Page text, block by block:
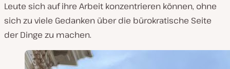
Leute sich auf ihre Arbeit konzentrieren können, ohne
sich zu viele Gedanken über die bürokratische Seite
der Dinge zu machen.